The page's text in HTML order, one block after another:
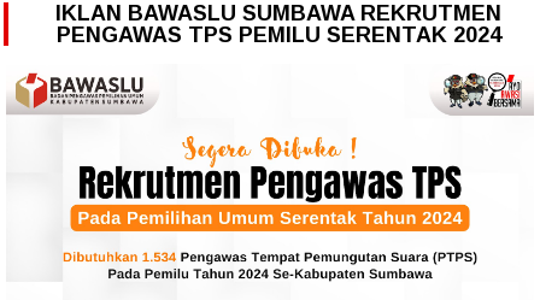
IKLAN BAWASLU SUMBAWA REKRUTMEN
PENGAWAS TPS PEMILU SERENTAK 2024